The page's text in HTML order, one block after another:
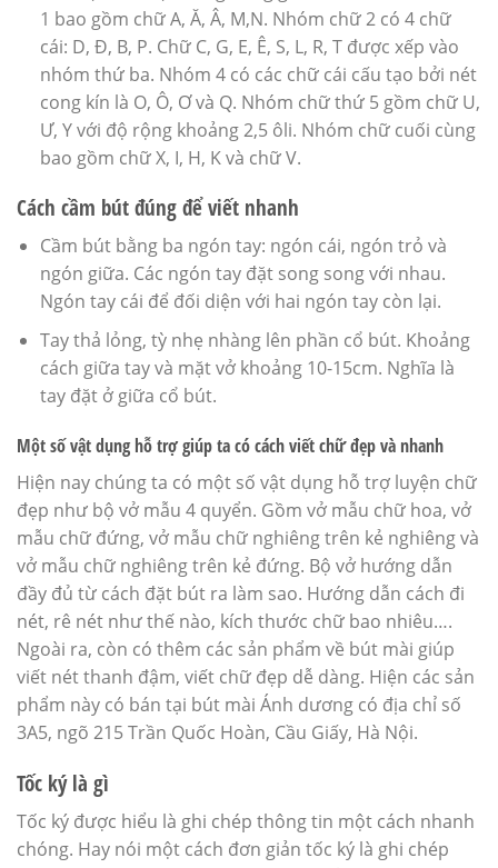
1 bao gồm chữ A, Ă, Â, M,N. Nhóm chữ 2 có 4 chữ
cái: D, Đ, B, P. Chữ C, G, E, Ê, S, L, R, T được xếp vào
nhóm thứ ba. Nhóm 4 có các chữ cái cấu tạo bởi nét
cong kín là O, Ô, Ơ và Q. Nhóm chữ thứ 5 gồm chữ U,
Ư, Y với độ rộng khoảng 2,5 ôli. Nhóm chữ cuối cùng
bao gồm chữ X, I, H, K và chữ V.
Cách cầm bút đúng để viết nhanh
Cầm bút bằng ba ngón tay: ngón cái, ngón trỏ và
ngón giữa. Các ngón tay đặt song song với nhau.
Ngón tay cái để đối diện với hai ngón tay còn lại.
Tay thả lỏng, tỳ nhẹ nhàng lên phần cổ bút. Khoảng
cách giữa tay và mặt vở khoảng 10-15cm. Nghĩa là
tay đặt ở giữa cổ bút.
Một số vật dụng hỗ trợ giúp ta có cách viết chữ đẹp và nhanh
Hiện nay chúng ta có một số vật dụng hỗ trợ luyện chữ
đẹp như bộ vở mẫu 4 quyển. Gồm vở mẫu chữ hoa, vở
mẫu chữ đứng, vở mẫu chữ nghiêng trên kẻ nghiêng và
vở mẫu chữ nghiêng trên kẻ đứng. Bộ vở hướng dẫn
đầy đủ từ cách đặt bút ra làm sao. Hướng dẫn cách đi
nét, rê nét như thế nào, kích thước chữ bao nhiêu….
Ngoài ra, còn có thêm các sản phẩm về bút mài giúp
viết nét thanh đậm, viết chữ đẹp dễ dàng. Hiện các sản
phẩm này có bán tại bút mài Ánh dương có địa chỉ số
3A5, ngõ 215 Trần Quốc Hoàn, Cầu Giấy, Hà Nội.
Tốc ký là gì
Tốc ký được hiểu là ghi chép thông tin một cách nhanh
chóng. Hay nói một cách đơn giản tốc ký là ghi chép